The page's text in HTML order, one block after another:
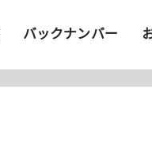
バックナンバー